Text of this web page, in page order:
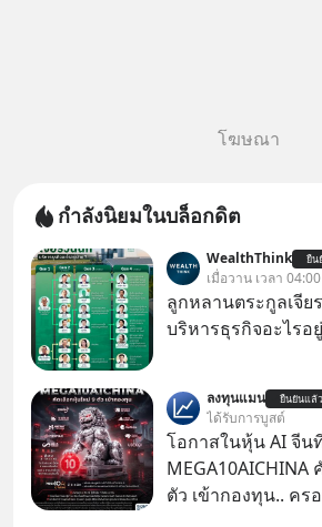
โฆษณา
กำลังนิยมในบล็อกดิต
WealthThink ยืน
เมื่อวาน เวลา
ลูกหลานตระกูลเจีย
บริหารธุรกิจอะไรอ
ลงทุนแมน ยืนยันแล้ว
ได้รับการบูสต์
โอกาสในหุ้น AI จีน
ตัว เข้ากองทุน.. ค